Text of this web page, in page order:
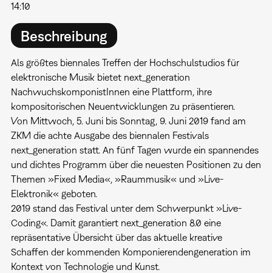
14:10
Beschreibung
Als größtes biennales Treffen der Hochschulstudios für
elektronische Musik bietet next_generation
NachwuchskomponistInnen eine Plattform, ihre
kompositorischen Neuentwicklungen zu präsentieren.
Von Mittwoch, 5. Juni bis Sonntag, 9. Juni 2019 fand am
ZKM die achte Ausgabe des biennalen Festivals
next_generation statt. An fünf Tagen wurde ein spannendes
und dichtes Programm über die neuesten Positionen zu den
Themen »Fixed Media«, »Raummusik« und »Live-
Elektronik« geboten.
2019 stand das Festival unter dem Schwerpunkt »Live-
Coding«. Damit garantiert next_generation 8.0 eine
repräsentative Übersicht über das aktuelle kreative
Schaffen der kommenden Komponierendengeneration im
Kontext von Technologie und Kunst.